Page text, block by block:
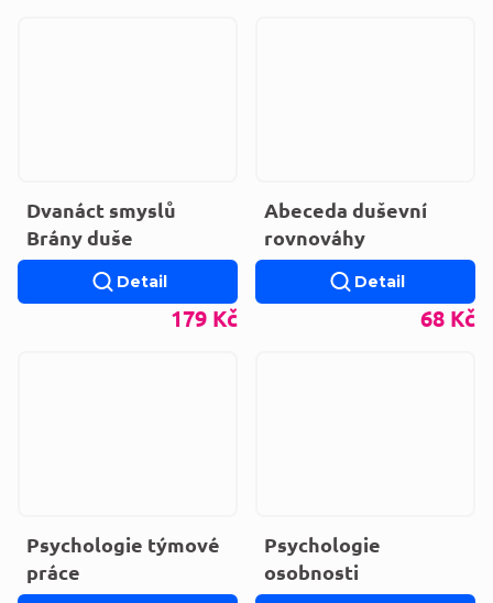
Dvanáct smyslů
Brány duše
179 Kč
Detail
Abeceda duševní
rovnováhy
68 Kč
Detail
Psychologie týmové
práce
Psychologie
osobnosti